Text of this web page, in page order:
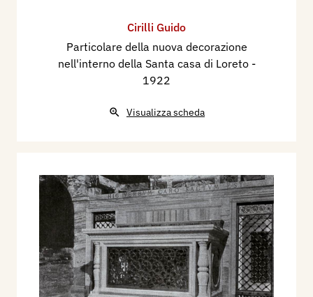
Cirilli Guido
Particolare della nuova decorazione
nell'interno della Santa casa di Loreto -
1922
Visualizza scheda